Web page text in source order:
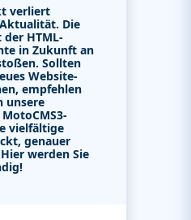
verliert
Die
HTML-
in Zukunft an
Sollten
Website-
empfehlen
unsere
vielfältige
genauer
werden Sie